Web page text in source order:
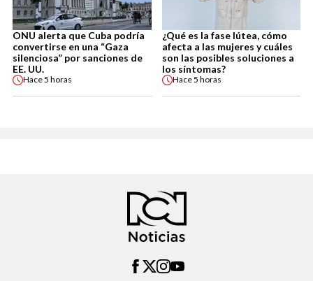
ONU alerta que Cuba podría
convertirse en una “Gaza
silenciosa” por sanciones de
EE. UU.
Hace5 horas
¿Qué es la fase lútea, cómo
afecta a las mujeres y cuáles
son las posibles soluciones a
los síntomas?
Hace5 horas